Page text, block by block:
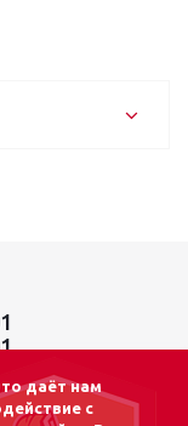
даёт нам
с